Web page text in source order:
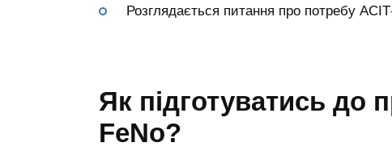
Розглядається питання про потребу АСІТ-
Як підготуватись до
FeNo?